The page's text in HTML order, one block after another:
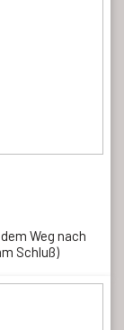
Weg nach
Schluß)